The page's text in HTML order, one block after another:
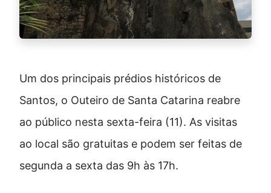
Um dos principais prédios históricos de
Santos, o Outeiro de Santa Catarina reabre
ao público nesta sexta-feira (11). As visitas
ao local são gratuitas e podem ser feitas de
segunda a sexta das 9h às 17h.